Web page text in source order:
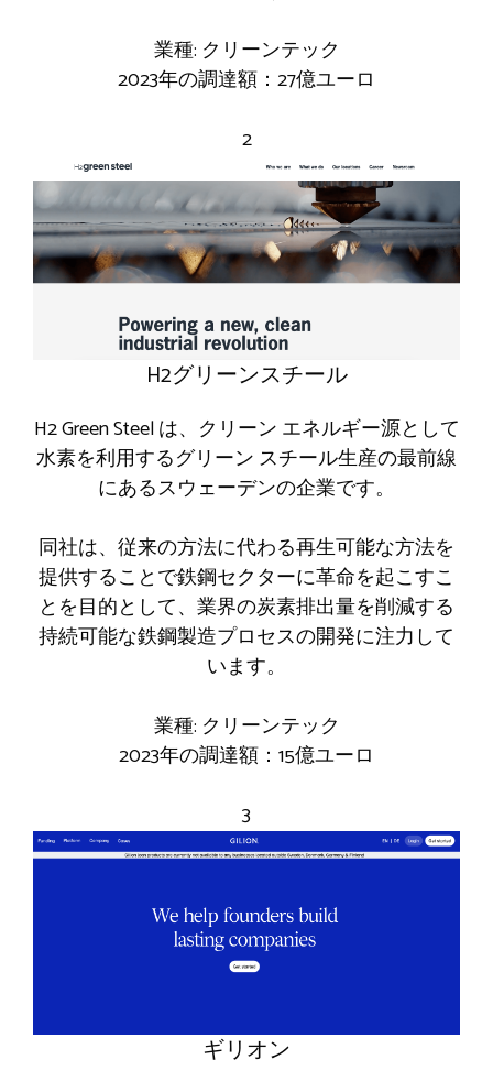
業種: クリーンテック
2023年の調達額：27億ユーロ
2
H2グリーンスチール
H2 Green Steel は、クリーン エネルギー源として
水素を利用するグリーン スチール生産の最前線
にあるスウェーデンの企業です。
同社は、従来の方法に代わる再生可能な方法を
提供することで鉄鋼セクターに革命を起こすこ
とを目的として、業界の炭素排出量を削減する
持続可能な鉄鋼製造プロセスの開発に注力して
います。
業種: クリーンテック
2023年の調達額：15億ユーロ
3
ギリオン